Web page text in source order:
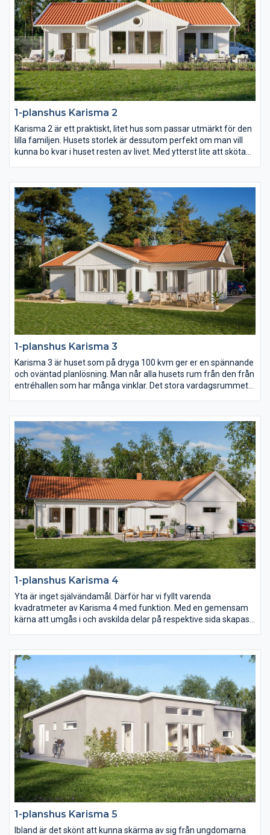
1-planshus Karisma 2
Karisma 2 är ett praktiskt, litet hus som passar utmärkt för den
lilla familjen. Husets storlek är dessutom perfekt om man vill
kunna bo kvar i huset resten av livet. Med ytterst lite att sköta
varje rum är generöst tilltagna och det finns stora möjligheter
att anpassa inredningen efter just era behov.
1-planshus Karisma 3
Karisma 3 är huset som på dryga 100 kvm ger er en spännande
och oväntad planlösning. Man når alla husets rum från den från
entréhallen som har många vinklar. Det stora vardagsrummet
samtidigt inte kompromissa för mycket med sovrum och
badrum.
1-planshus Karisma 4
Yta är inget självändamål. Därför har vi fyllt varenda
kvadratmeter av Karisma 4 med funktion. Med en gemensam
kärna att umgås i och avskilda delar på respektive sida skapas
och mer kostnadseffektiv.
1-planshus Karisma 5
Ibland är det skönt att kunna skärma av sig från ungdomarna